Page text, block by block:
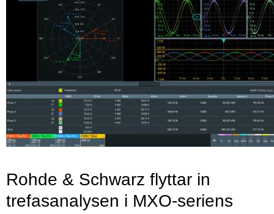
Rohde & Schwarz flyttar in
trefasanalysen i MXO-seriens